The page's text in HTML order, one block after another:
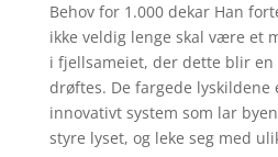
Behov for 1.000 dekar Han
ikke veldig lenge skal være et
i fjellsameiet, der dette blir en
drøftes. De fargede
innovativt system som lar
styre lyset, og leke seg med